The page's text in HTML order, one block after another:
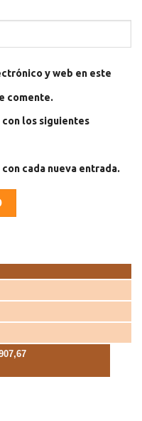
y web en este
comente.
los siguientes
cada nueva entrada.